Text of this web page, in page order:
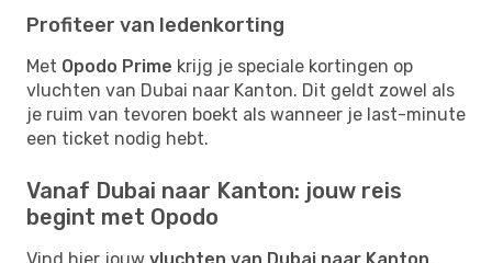
Profiteer van ledenkorting
Met Opodo Prime krijg je speciale kortingen op
vluchten van Dubai naar Kanton. Dit geldt zowel als
je ruim van tevoren boekt als wanneer je last-minute
een ticket nodig hebt.
Vanaf Dubai naar Kanton: jouw reis
begint met Opodo